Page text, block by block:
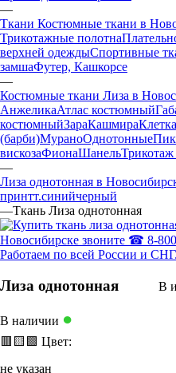
—
Ткани Костюмные ткани в
Трикотажные полотна
верхней одеждыСпортивные
замшаФутер, Кашкорсе
—
Костюмные ткани Лиза в
АнжеликаАтлас костюмный
костюмныйЗараКашмира
(барби)МураноОднотонные
вискозаФионаШанель
—
Лиза однотонная в
принтт.синийчерный
—Ткань Лиза однотонная
Лиза однотонная В
В наличии ●
🟥 🟨 🟩 Цвет:
не указан